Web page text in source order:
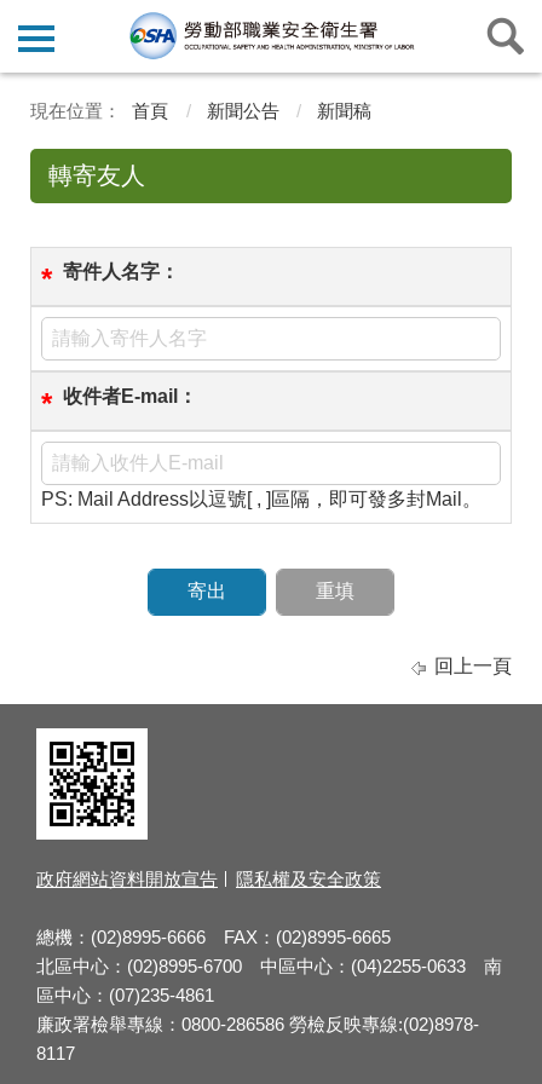
首頁 新聞公告 新聞稿
轉寄友人
* 寄件人名字：
* 收件者E-mail：
PS: Mail Address以逗號[ , ]區隔，即可發多封Mail。
回上一頁
政府網站資料開放宣告 隱私權及安全政策
總機：(02)8995-6666 FAX：(02)8995-6665
北區中心：(02)8995-6700 中區中心：(04)2255-0633 南
區中心：(07)235-4861
廉政署檢舉專線：0800-286586 勞檢反映專線:(02)8978-
8117